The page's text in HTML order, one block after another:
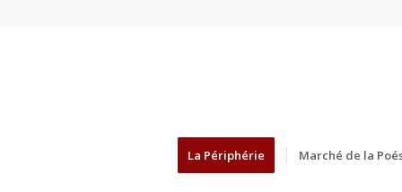
La Périphérie Marché de la